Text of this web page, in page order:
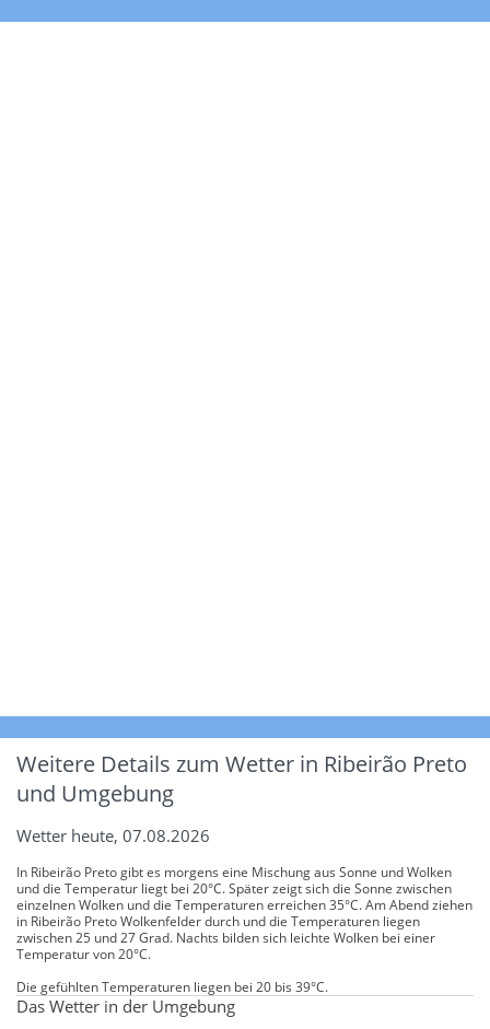
Weitere Details zum Wetter in Ribeirão Preto
und Umgebung
Wetter heute, 07.08.2026
In Ribeirão Preto gibt es morgens eine Mischung aus Sonne und Wolken
und die Temperatur liegt bei 20°C. Später zeigt sich die Sonne zwischen
einzelnen Wolken und die Temperaturen erreichen 35°C. Am Abend ziehen
in Ribeirão Preto Wolkenfelder durch und die Temperaturen liegen
zwischen 25 und 27 Grad. Nachts bilden sich leichte Wolken bei einer
Temperatur von 20°C.
Die gefühlten Temperaturen liegen bei 20 bis 39°C.
Das Wetter in der Umgebung